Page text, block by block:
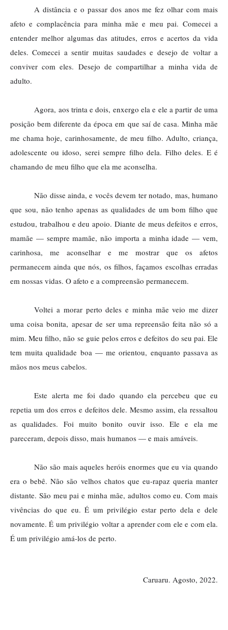
A distância e o passar dos anos me fez olhar com mais
afeto e complacência para minha mãe e meu pai. Comecei a
entender melhor algumas das atitudes, erros e acertos da vida
deles. Comecei a sentir muitas saudades e desejo de voltar a
conviver com eles. Desejo de compartilhar a minha vida de
adulto.
Agora, aos trinta e dois, enxergo ela e ele a partir de uma
posição bem diferente da época em que saí de casa. Minha mãe
me chama hoje, carinhosamente, de meu filho. Adulto, criança,
adolescente ou idoso, serei sempre filho dela. Filho deles. E é
chamando de meu filho que ela me aconselha.
Não disse ainda, e vocês devem ter notado, mas, humano
que sou, não tenho apenas as qualidades de um bom filho que
estudou, trabalhou e deu apoio. Diante de meus defeitos e erros,
mamãe — sempre mamãe, não importa a minha idade — vem,
carinhosa, me aconselhar e me mostrar que os afetos
permanecem ainda que nós, os filhos, façamos escolhas erradas
em nossas vidas. O afeto e a compreensão permanecem.
Voltei a morar perto deles e minha mãe veio me dizer
uma coisa bonita, apesar de ser uma repreensão feita não só a
mim. Meu filho, não se guie pelos erros e defeitos do seu pai. Ele
tem muita qualidade boa — me orientou, enquanto passava as
mãos nos meus cabelos.
Este alerta me foi dado quando ela percebeu que eu
repetia um dos erros e defeitos dele. Mesmo assim, ela ressaltou
as qualidades. Foi muito bonito ouvir isso. Ele e ela me
pareceram, depois disso, mais humanos — e mais amáveis.
Não são mais aqueles heróis enormes que eu via quando
era o bebê. Não são velhos chatos que eu-rapaz queria manter
distante. São meu pai e minha mãe, adultos como eu. Com mais
vivências do que eu. É um privilégio estar perto dela e dele
novamente. É um privilégio voltar a aprender com ele e com ela.
É um privilégio amá-los de perto.
Caruaru. Agosto, 2022.